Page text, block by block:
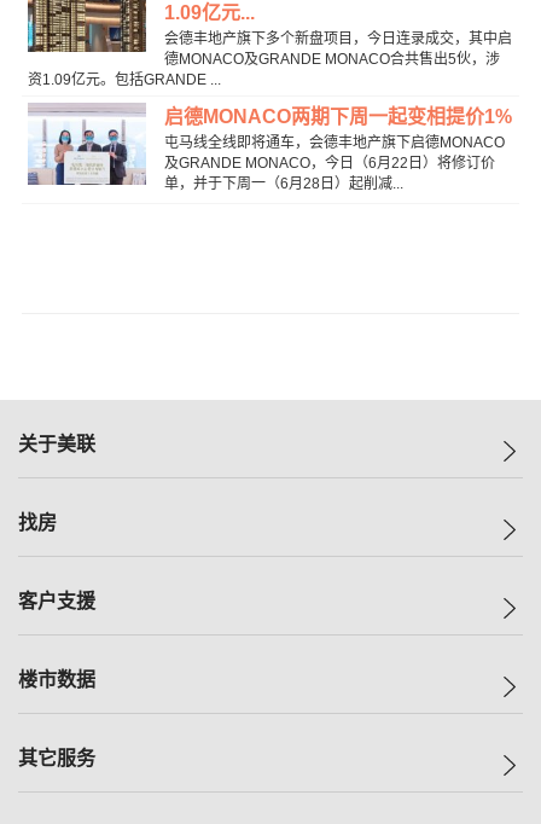
1.09亿元...
会德丰地产旗下多个新盘项目，今日连录成交，其中启
德MONACO及GRANDE MONACO合共售出5伙，涉
资1.09亿元。包括GRANDE ...
启德MONACO两期下周一起变相提价1%
屯马线全线即将通车，会德丰地产旗下启德MONACO
及GRANDE MONACO，今日（6月22日）将修订价
单，并于下周一（6月28日）起削减...
关于美联
美联集团
人才招募
找房
一手新房
减价
美联豪宅
独家楼盘
客户支援
自助放盘
查询热线
楼市数据
指数
其它服务